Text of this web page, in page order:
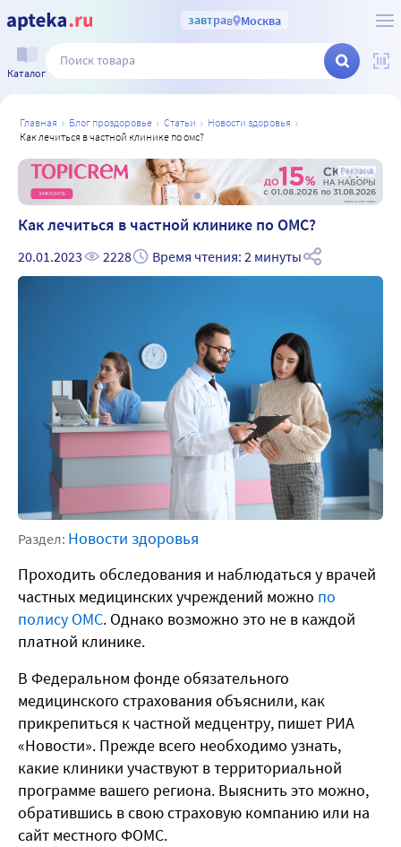
завтрав Москва
Каталог
главная блог проздоровье статьи
новости здоровья
как лечиться в частной клинике по омс?
Реклама
Как лечиться в частной клинике по ОМС?
20.01.2023 2228 Время чтения: 2 минуты
Раздел: Новости здоровья
Проходить обследования и наблюдаться у врачей
частных медицинских учреждений можно по
полису ОМС. Однако возможно это не в каждой
платной клинике.
В Федеральном фонде обязательного
медицинского страхования объяснили, как
прикрепиться к частной медцентру, пишет РИА
«Новости». Прежде всего необходимо узнать,
какие клиники участвуют в территориальной
программе вашего региона. Выяснить это можно,
обратившись в свою страховую компанию или на
сайт местного ФОМС.